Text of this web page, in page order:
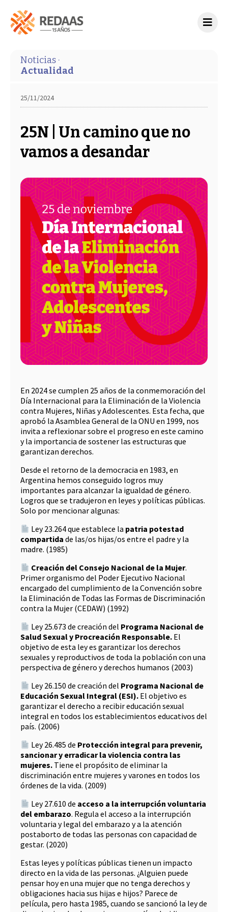
Noticias ·
Actualidad
25/11/2024
25N | Un camino que no
vamos a desandar
En 2024 se cumplen 25 años de la conmemoración del
Día Internacional para la Eliminación de la Violencia
contra Mujeres, Niñas y Adolescentes. Esta fecha, que
aprobó la Asamblea General de la ONU en 1999, nos
invita a reflexionar sobre el progreso en este camino
y la importancia de sostener las estructuras que
garantizan derechos.
Desde el retorno de la democracia en 1983, en
Argentina hemos conseguido logros muy
importantes para alcanzar la igualdad de género.
Logros que se tradujeron en leyes y políticas públicas.
Solo por mencionar algunas:
Ley 23.264 que establece la patria potestad
compartida de las/os hijas/os entre el padre y la
madre. (1985)
Creación del Consejo Nacional de la Mujer.
Primer organismo del Poder Ejecutivo Nacional
encargado del cumplimiento de la Convención sobre
la Eliminación de Todas las Formas de Discriminación
contra la Mujer (CEDAW) (1992)
Ley 25.673 de creación del Programa Nacional de
Salud Sexual y Procreación Responsable. El
objetivo de esta ley es garantizar los derechos
sexuales y reproductivos de toda la población con una
perspectiva de género y derechos humanos (2003)
Ley 26.150 de creación del Programa Nacional de
Educación Sexual Integral (ESI). El objetivo es
garantizar el derecho a recibir educación sexual
integral en todos los establecimientos educativos del
país. (2006)
Ley 26.485 de Protección integral para prevenir,
sancionar y erradicar la violencia contra las
mujeres. Tiene el propósito de eliminar la
discriminación entre mujeres y varones en todos los
órdenes de la vida. (2009)
Ley 27.610 de acceso a la interrupción voluntaria
del embarazo. Regula el acceso a la interrupción
voluntaria y legal del embarazo y a la atención
postaborto de todas las personas con capacidad de
gestar. (2020)
Estas leyes y políticas públicas tienen un impacto
directo en la vida de las personas. ¿Alguien puede
pensar hoy en una mujer que no tenga derechos y
obligaciones hacia sus hijas e hijos? Parece de
película, pero hasta 1985, cuando se sancionó la ley de